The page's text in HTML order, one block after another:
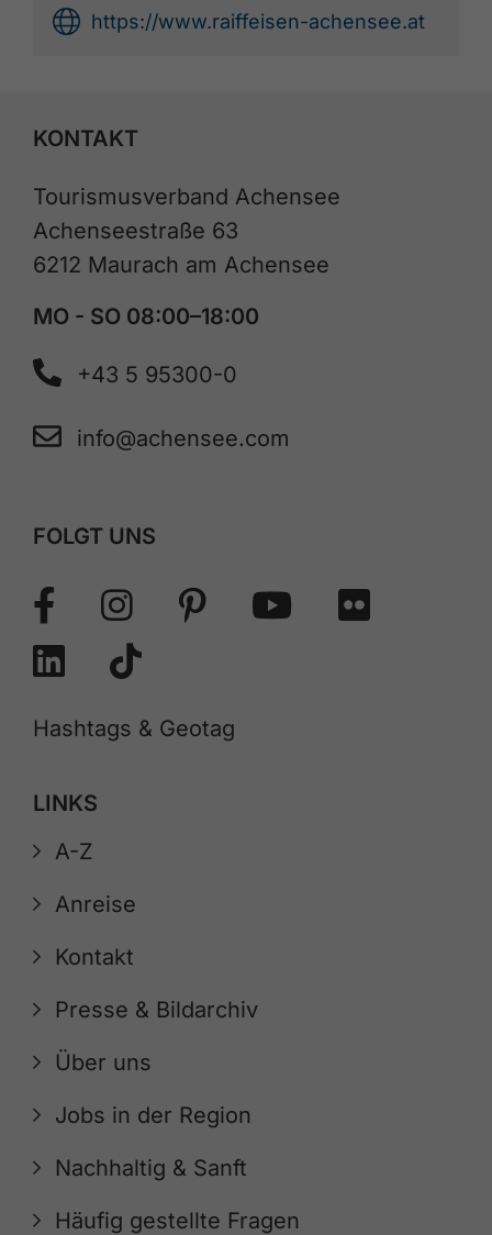
https://www.raiffeisen-achensee.at
KONTAKT
Tourismusverband Achensee
Achenseestraße 63
6212 Maurach am Achensee
MO - SO 08:00–18:00
+43 5 95300-0
info@achensee.com
FOLGT UNS
Hashtags & Geotag
LINKS
A-Z
Anreise
Kontakt
Presse & Bildarchiv
Über uns
Jobs in der Region
Nachhaltig & Sanft
Häufig gestellte Fragen